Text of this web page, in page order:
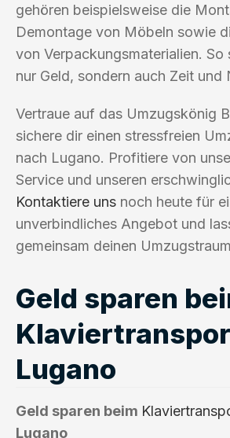
gehören beispielsweise die
Demontage von Möbeln sowie
von Verpackungsmaterialien. So
nur Geld, sondern auch Zeit und
Vertraue auf das Umzugskönig
sichere dir einen stressfreien
nach Lugano. Profitiere von
Service und unseren
Kontaktiere uns noch heute für
unverbindliches Angebot und
gemeinsam deinen
Geld sparen
Lugano
Geld sparen beim
Lugano